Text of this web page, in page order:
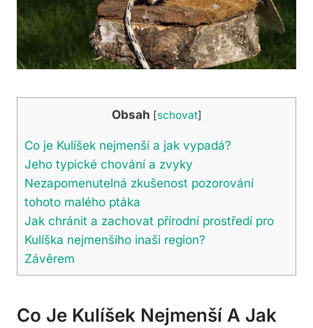
Obsah [schovat]
Co je Kulíšek nejmenší a jak vypadá?
Jeho typické chování a zvyky
Nezapomenutelná zkušenost pozorování
tohoto malého ptáka
Jak chránit a zachovat přírodní prostředí pro
Kulíška nejmenšího inaši region?
Závěrem
Co Je Kulíšek Nejmenší A Jak